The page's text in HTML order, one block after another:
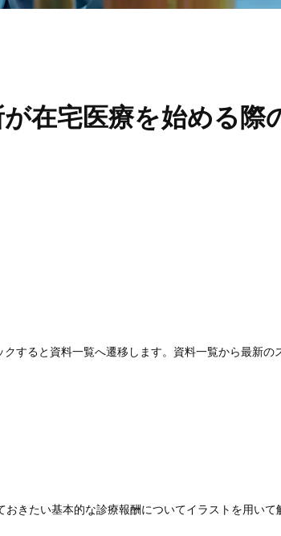
が在宅医療を始める際
ると資料一覧へ遷移します。資料一覧から最新の
きたい基本的な診療報酬についてイラストを用いて